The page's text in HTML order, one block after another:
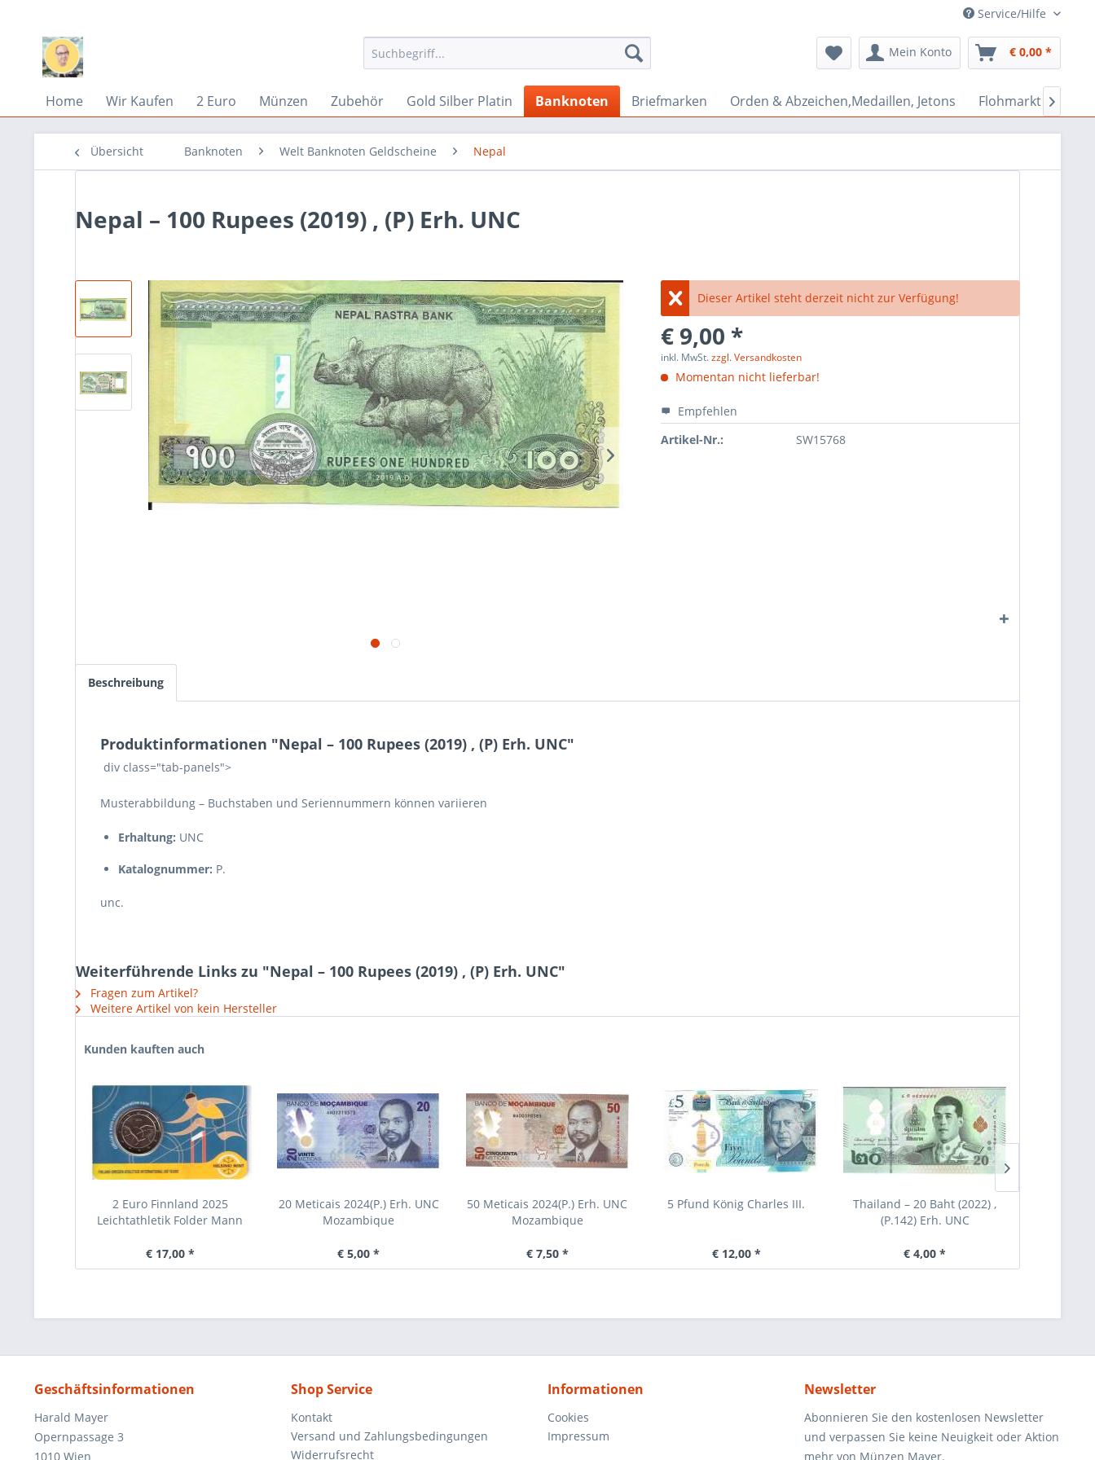
Service/Hilfe
Mein Konto € 0,00 *
Home Wir Kaufen 2 Euro Münzen Zubehör Gold Silber Platin Banknoten Briefmarken Orden & Abzeichen,Medaillen, Jetons Flohmarkt Bazar

Übersicht Banknoten Welt Banknoten Geldscheine Nepal
Nepal – 100 Rupees (2019) , (P) Erh. UNC
Dieser Artikel steht derzeit nicht zur Verfügung!
€ 9,00 *
inkl. MwSt.zzgl. Versandkosten
Momentan nicht lieferbar!
Empfehlen
Artikel-Nr.:
SW15768
Beschreibung
Produktinformationen "Nepal – 100 Rupees (2019) , (P) Erh. UNC"
div class="tab-panels">
Musterabbildung – Buchstaben und Seriennummern können variieren
Erhaltung: UNC
Katalognummer: P.
unc.
Weiterführende Links zu "Nepal – 100 Rupees (2019) , (P) Erh. UNC"
Fragen zum Artikel?
Weitere Artikel von kein Hersteller
Kunden kauften auch
2 Euro Finnland 2025
Leichtathletik Folder Mann
€ 17,00 *
20 Meticais 2024(P.) Erh. UNC
Mozambique
€ 5,00 *
50 Meticais 2024(P.) Erh. UNC
Mozambique
€ 7,50 *
5 Pfund König Charles III.
€ 12,00 *
Thailand – 20 Baht (2022) ,
(P.142) Erh. UNC
€ 4,00 *
Geschäftsinformationen
Harald Mayer
Opernpassage 3
1010 Wien
Shop Service
Kontakt
Versand und Zahlungsbedingungen
Widerrufsrecht
Informationen
Cookies
Impressum
Newsletter
Abonnieren Sie den kostenlosen Newsletter
und verpassen Sie keine Neuigkeit oder Aktion
mehr von Münzen Mayer.